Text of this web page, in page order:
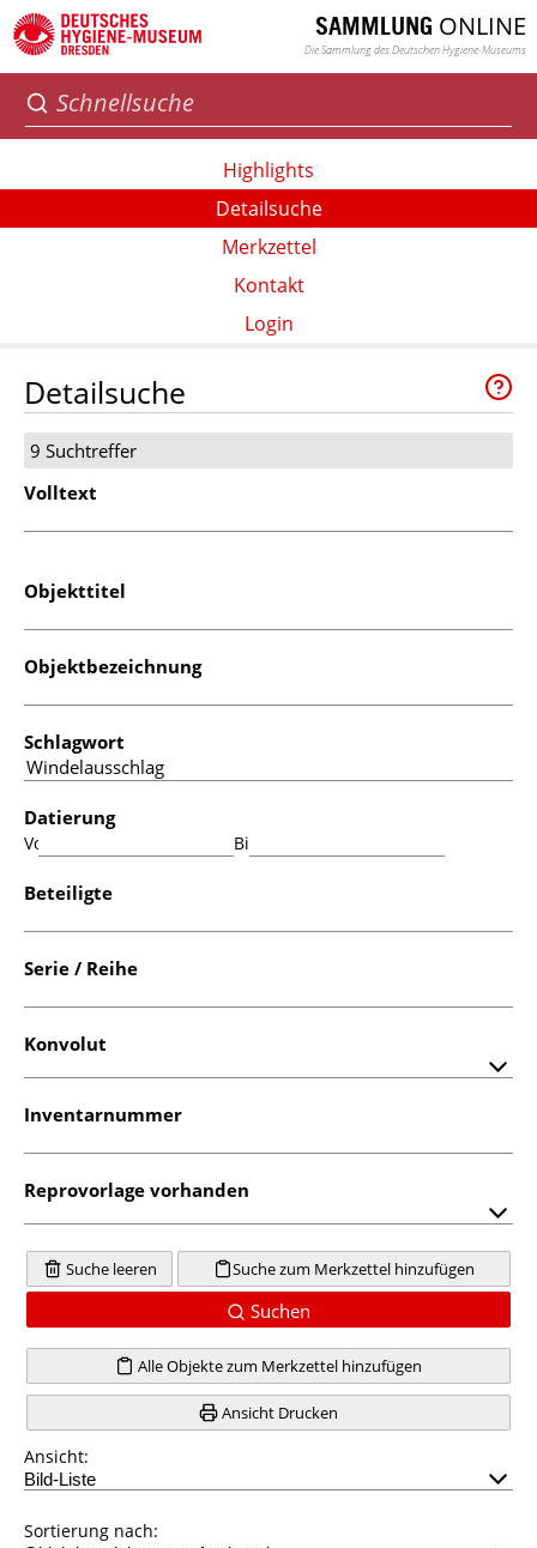
SAMMLUNG ONLINE
Die Sammlung des Deutschen Hygiene-Museums
Highlights
Detailsuche
Merkzettel
Kontakt
Login
Detailsuche
9 Suchtreffer
Volltext
Objekttitel
Objektbezeichnung
Schlagwort
Datierung
Von: Bis:
Beteiligte
Serie / Reihe
Konvolut
Inventarnummer
Reprovorlage vorhanden
Suche leeren Suche zum Merkzettel hinzufügen
Suchen
Alle Objekte zum Merkzettel hinzufügen
Ansicht Drucken
Ansicht:
Sortierung nach: